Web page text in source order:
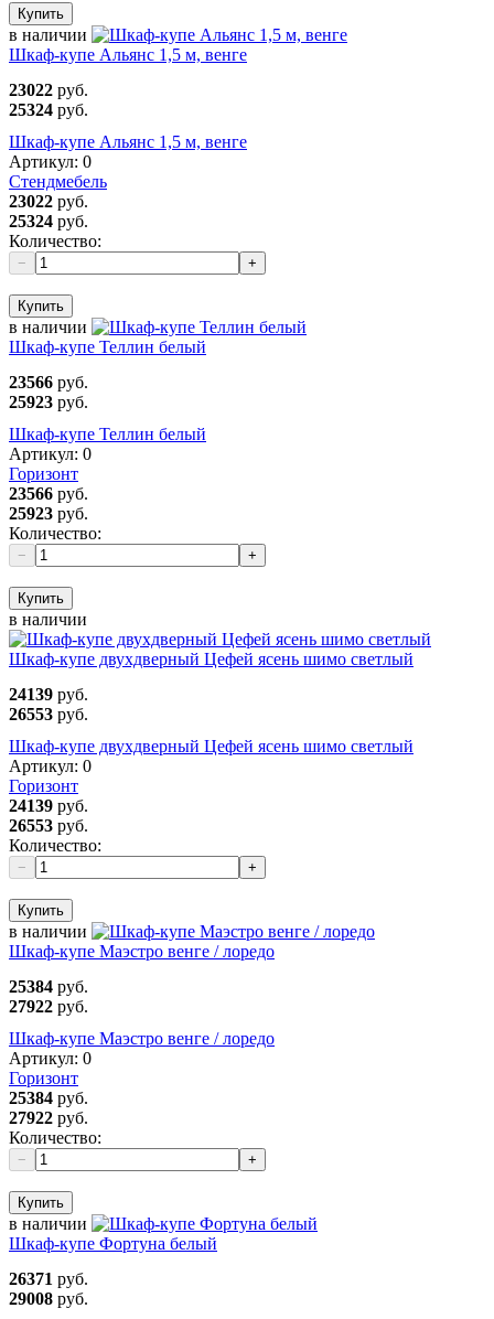
Купить
в наличии
Шкаф-купе Альянс 1,5 м, венге
23022 руб.
25324 руб.
Шкаф-купе Альянс 1,5 м, венге
Артикул: 0
Стендмебель
23022 руб.
25324 руб.
Количество:
− +
Купить
в наличии
Шкаф-купе Теллин белый
23566 руб.
25923 руб.
Шкаф-купе Теллин белый
Артикул: 0
Горизонт
23566 руб.
25923 руб.
Количество:
− +
Купить
в наличии
Шкаф-купе двухдверный Цефей ясень шимо светлый
24139 руб.
26553 руб.
Шкаф-купе двухдверный Цефей ясень шимо светлый
Артикул: 0
Горизонт
24139 руб.
26553 руб.
Количество:
− +
Купить
в наличии
Шкаф-купе Маэстро венге / лоредо
25384 руб.
27922 руб.
Шкаф-купе Маэстро венге / лоредо
Артикул: 0
Горизонт
25384 руб.
27922 руб.
Количество:
− +
Купить
в наличии
Шкаф-купе Фортуна белый
26371 руб.
29008 руб.